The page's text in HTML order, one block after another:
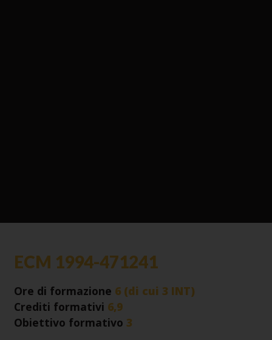
ECM 1994-471241
Ore di formazione 6 (di cui 3 INT)
Crediti formativi 6,9
Obiettivo formativo 3